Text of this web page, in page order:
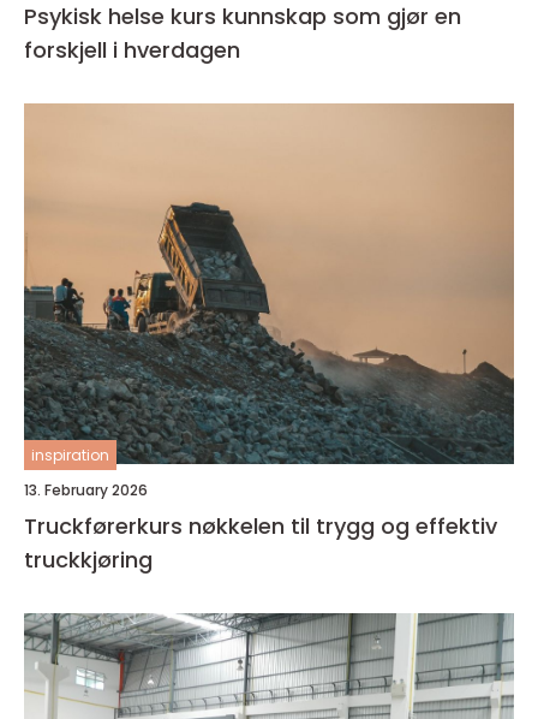
Psykisk helse kurs kunnskap som gjør en
forskjell i hverdagen
inspiration
13. February 2026
Truckførerkurs nøkkelen til trygg og effektiv
truckkjøring